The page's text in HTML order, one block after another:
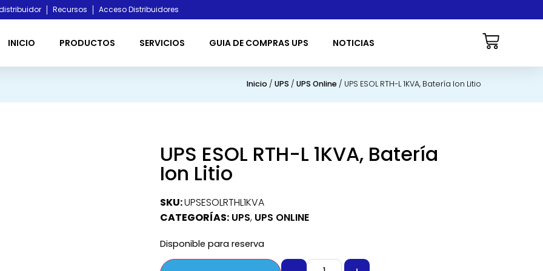
Recursos Acceso Distribuidores
INICIO PRODUCTOS SERVICIOS GUIA DE COMPRAS UPS NOTICIAS
Inicio / UPS / UPS Online / UPS ESOL RTH-L 1KVA, Batería Ion Litio
UPS ESOL RTH-L 1KVA, Batería
Ion Litio
SKU:UPSESOLRTHL1KVA
CATEGORÍAS: UPS, UPS ONLINE
Disponible para reserva